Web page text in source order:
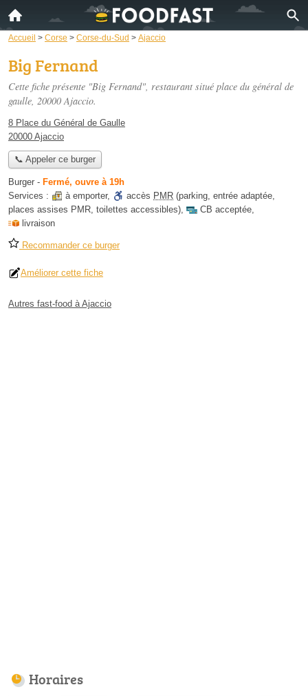
Accueil > Corse > Corse-du-Sud > Ajaccio
Big Fernand
Cette fiche présente "Big Fernand", restaurant situé place du général de
gaulle, 20000 Ajaccio.
8 Place du Général de Gaulle
20000 Ajaccio
📞 Appeler ce burger
Burger - Fermé, ouvre à 19h
Services :
à emporter, accès PMR (parking, entrée adaptée,
places assises PMR, toilettes accessibles), CB acceptée,
livraison
Recommander ce burger
Améliorer cette fiche
Autres fast-food à Ajaccio
Horaires